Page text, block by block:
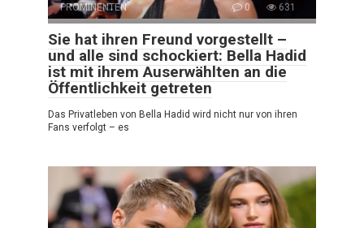
PROMINENTEN 0 631
Sie hat ihren Freund vorgestellt –
und alle sind schockiert: Bella Hadid
ist mit ihrem Auserwählten an die
Öffentlichkeit getreten
Das Privatleben von Bella Hadid wird nicht nur von ihren
Fans verfolgt – es